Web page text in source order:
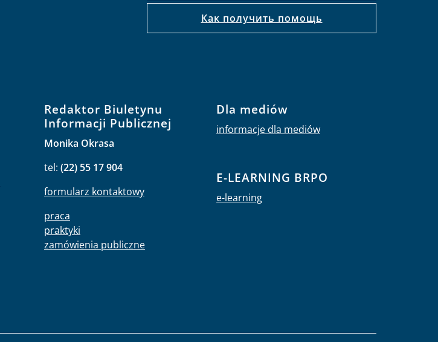
Как получить помощь
Redaktor Biuletynu
Informacji Publicznej
Monika Okrasa
tel: (22) 55 17 904
formularz kontaktowy
praca
praktyki
zamówienia publiczne
Dla mediów
informacje dla mediów
E-LEARNING BRPO
e-learning